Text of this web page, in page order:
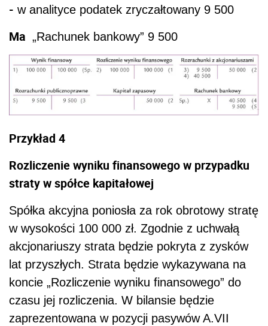
- w analityce podatek zryczałtowany 9 500
Ma „Rachunek bankowy” 9 500
Przykład 4
Rozliczenie wyniku finansowego w przypadku
straty w spółce kapitałowej
Spółka akcyjna poniosła za rok obrotowy stratę
w wysokości 100 000 zł. Zgodnie z uchwałą
akcjonariuszy strata będzie pokryta z zysków
lat przyszłych. Strata będzie wykazywana na
koncie „Rozliczenie wyniku finansowego” do
czasu jej rozliczenia. W bilansie będzie
zaprezentowana w pozycji pasywów A.VII